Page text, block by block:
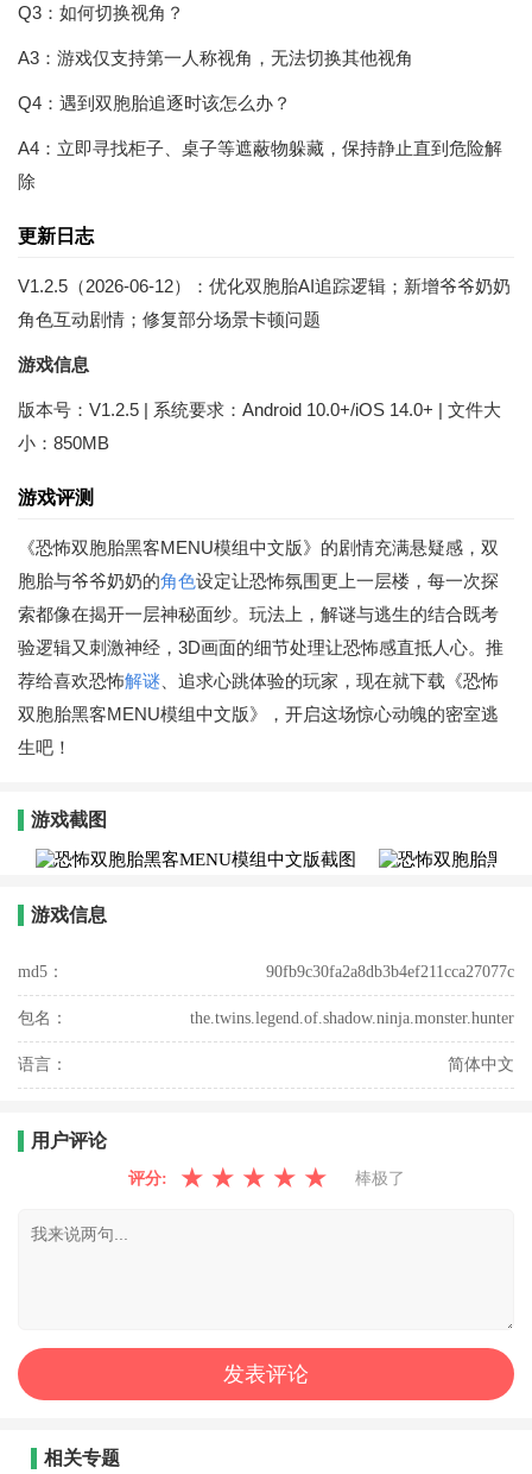
Q3：如何切换视角？
A3：游戏仅支持第一人称视角，无法切换其他视角
Q4：遇到双胞胎追逐时该怎么办？
A4：立即寻找柜子、桌子等遮蔽物躲藏，保持静止直到危险解
除
更新日志
V1.2.5（2026-06-12）：优化双胞胎AI追踪逻辑；新增爷爷奶奶
角色互动剧情；修复部分场景卡顿问题
游戏信息
版本号：V1.2.5 | 系统要求：Android 10.0+/iOS 14.0+ | 文件大
小：850MB
游戏评测
《恐怖双胞胎黑客MENU模组中文版》的剧情充满悬疑感，双
胞胎与爷爷奶奶的角色设定让恐怖氛围更上一层楼，每一次探
索都像在揭开一层神秘面纱。玩法上，解谜与逃生的结合既考
验逻辑又刺激神经，3D画面的细节处理让恐怖感直抵人心。推
荐给喜欢恐怖解谜 、追求心跳体验的玩家，现在就下载《恐怖
双胞胎黑客MENU模组中文版》，开启这场惊心动魄的密室逃
生吧！
游戏截图
游戏信息
md5： 90fb9c30fa2a8db3b4ef211cca27077c
包名： the.twins.legend.of.shadow.ninja.monster.hunter
语言： 简体中文
用户评论
评分: ★ ★ ★ ★ ★ 棒极了
相关专题